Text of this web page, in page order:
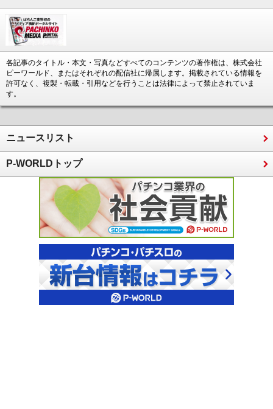
各記事のタイトル・本文・写真などすべてのコンテンツの著作権は、株式会社
ピーワールド、またはそれぞれの配信社に帰属します。掲載されている情報を
許可なく、複製・転載・引用などを行うことは法律によって禁止されていま
す。
ニュースリスト
P-WORLDトップ